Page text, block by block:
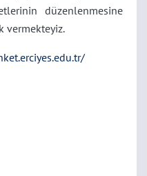
düzenlenmesine
vermekteyiz.